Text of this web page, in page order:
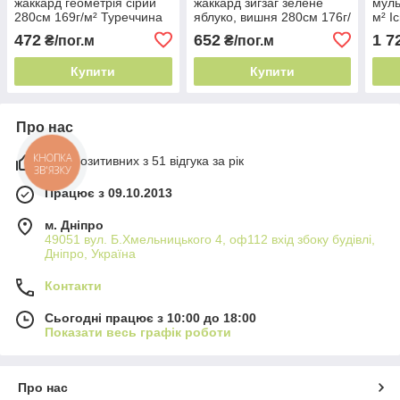
280см 169г/м² Туреччина
472 ₴/пог.м
Купити
яблуко, вишня 280см 176г/
геометрія
652₴/пог.м
Купити
м²
1
Про нас
98% позитивних з 51 відгука за рік
Працює з 09.10.2013
м. Дніпро
49051 вул. Б.Хмельницького 4, оф112 вхід збоку будівлі,
Дніпро, Україна
Контакти
Сьогодні працює з 10:00 до 18:00
Показати весь графік роботи
Про нас
КНОПКА
ЗВ'ЯЗКУ